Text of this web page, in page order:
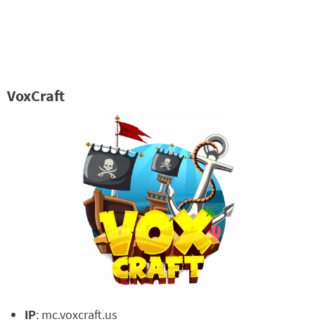
VoxCraft
IP: mc.voxcraft.us